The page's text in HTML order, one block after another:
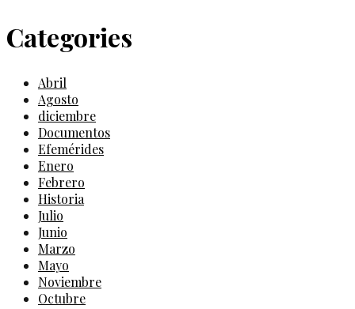
Categories
Abril
Agosto
diciembre
Documentos
Efemérides
Enero
Febrero
Historia
Julio
Junio
Marzo
Mayo
Noviembre
Octubre